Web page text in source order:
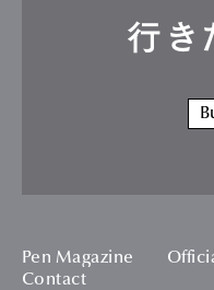
行き
Pen Magazine
Contact